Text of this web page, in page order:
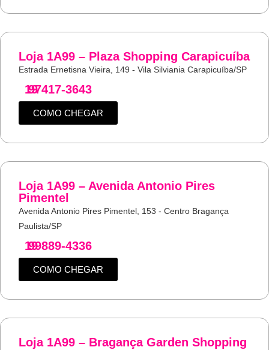
Loja 1A99 – Plaza Shopping Carapicuíba
Estrada Ernetisna Vieira, 149 - Vila Silviania Carapicuíba/SP
19
97417-3643
COMO CHEGAR
Loja 1A99 – Avenida Antonio Pires
Pimentel
Avenida Antonio Pires Pimentel, 153 - Centro Bragança
Paulista/SP
19
99889-4336
COMO CHEGAR
Loja 1A99 – Bragança Garden Shopping